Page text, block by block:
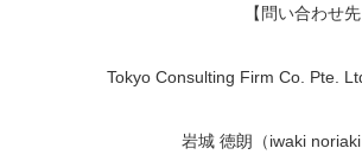
【問い合わせ先
Tokyo Consulting Firm Co. Pte.
岩城 徳朗（iwaki noriaki